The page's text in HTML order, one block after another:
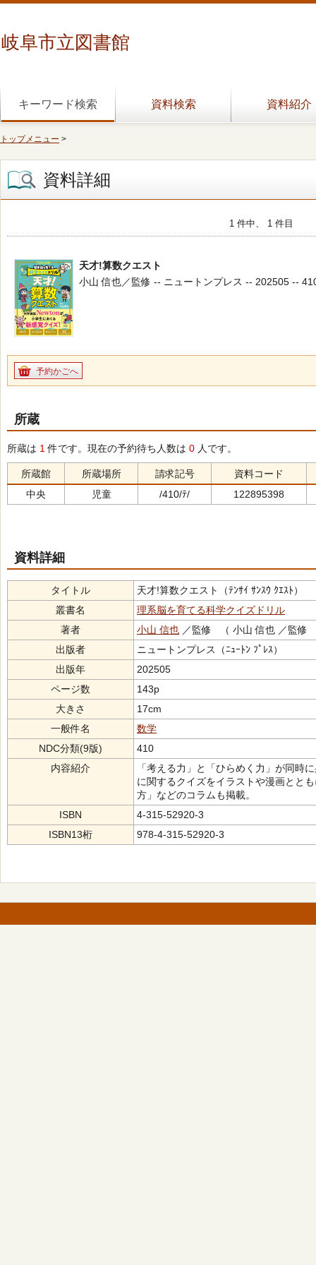
岐阜市立図書館
キーワード検索 資料検索 資料紹介
トップメニュー >
資料詳細
1 件中、 1 件目
天才!算数クエスト
小山 信也／監修 -- ニュートンプレス -- 202505 --
予約かごへ
所蔵
所蔵は 1 件です。現在の予約待ち人数は 0 人です。
所蔵館 所蔵場所 請求記号
資料コード
中央
児童 /410/ﾃ/ 122895398
資料詳細
タイトル
天才!算数クエスト（ﾃﾝｻｲ ｻﾝｽｳ ｸｴｽﾄ）
叢書名
理系脳を育てる科学クイズドリル
著者
小山 信也 ／監修 （ 小山 信也 ／監修
出版者
ニュートンプレス（ﾆｭｰﾄﾝ ﾌﾟﾚｽ）
出版年
202505
ページ数
143p
大きさ
17cm
一般件名
数学
NDC分類(9版)
410
内容紹介
「考える力」と「ひらめく力」が同時
に関するクイズをイラストや漫画とと
方」などのコラムも掲載。
ISBN
4-315-52920-3
ISBN13桁
978-4-315-52920-3